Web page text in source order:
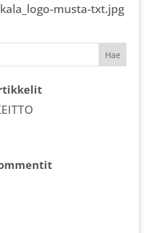
musta-txt.jpg